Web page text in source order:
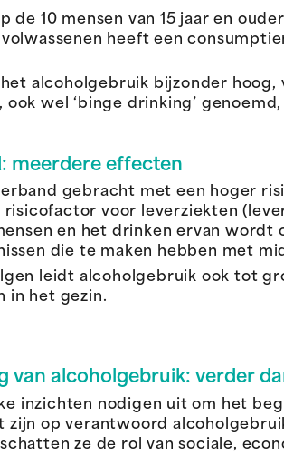
de 10 mensen van 15 jaar en
heeft een
alcoholgebruik bijzonder
wel ‘binge drinking’
meerdere effecten
gebracht met een hoger
risicofactor voor leverziekten
en het drinken ervan
die te maken hebben met
leidt alcoholgebruik ook tot
in het gezin.
van alcoholgebruik: verder
inzichten nodigen uit om het
zijn op verantwoord
ze de rol van sociale,